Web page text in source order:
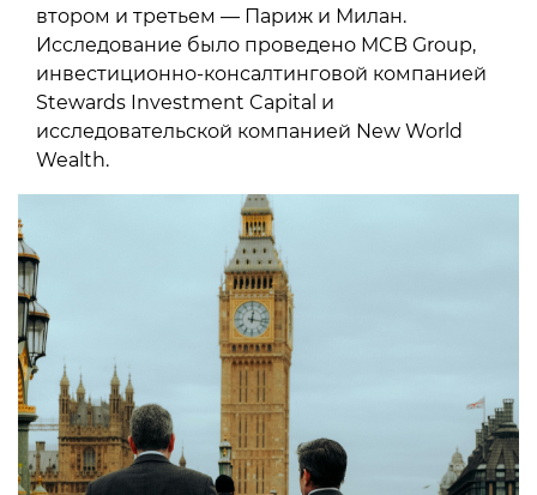
втором и третьем — Париж и Милан.
Исследование было проведено MCB Group,
инвестиционно-консалтинговой компанией
Stewards Investment Capital и
исследовательской компанией New World
Wealth.